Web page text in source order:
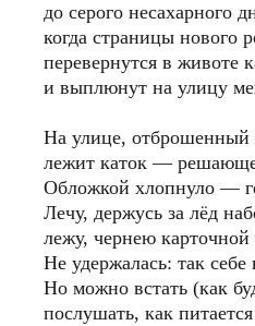
до серого несахарного
когда страницы нового
перевернутся в животе
и выплюнут на улицу
На улице, отброшенный
лежит каток —
Обложкой хлопнуло —
Лечу, держусь за лёд
лежу, чернею карточной
Не удержалась: так себе
Но можно встать (как
послушать, как